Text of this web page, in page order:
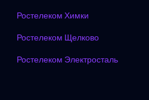
Ростелеком Химки
Ростелеком Щелково
Ростелеком Электросталь